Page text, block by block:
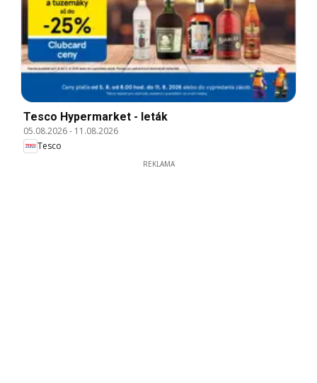
Tesco Hypermarket - leták
05.08.2026- 11.08.2026
Tesco
REKLAMA